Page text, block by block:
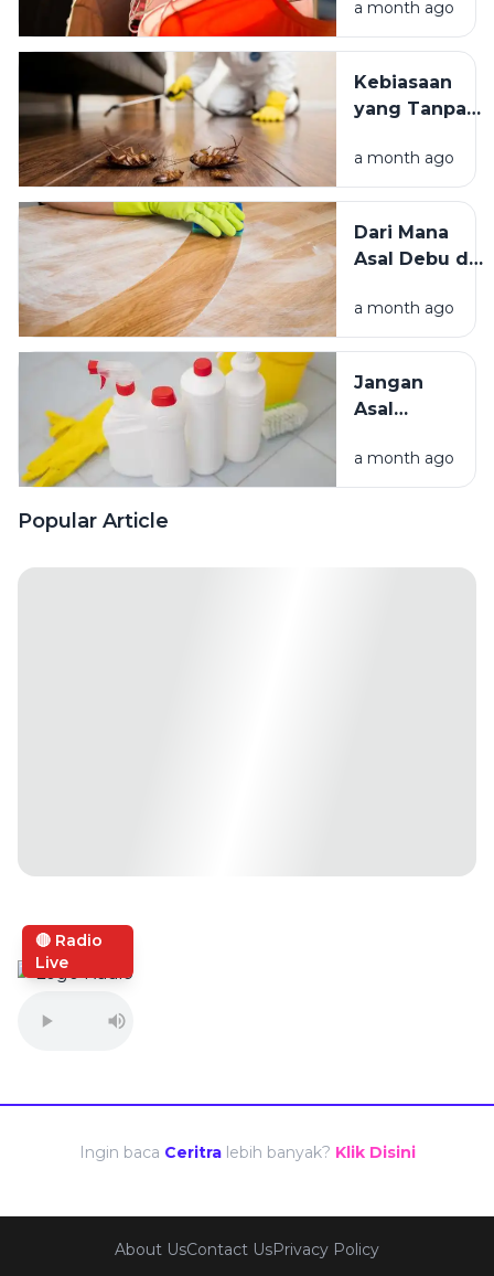
Kesejahteraan
Kita?
atau Di
Tempat
Mana yang
Lebih
a month ago
Kebiasaan
yang Tanpa
Mengundang
Kecoak,
Hama
Lainnya Ke
a month ago
Dari Mana
Asal Debu di
Kenali
Penyebab
Mengatasinya
a month ago
Jangan
Asal
Bahan
Pembersih
a month ago
Popular Article
🔴 Radio
Live
Ingin baca Ceritra lebih banyak? Klik Disini
About UsContact UsPrivacy Policy